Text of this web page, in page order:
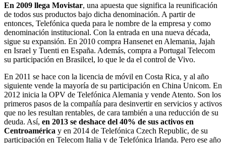
En 2009 llega Movistar, una apuesta que significa la reunificación
de todos sus productos bajo dicha denominación. A partir de
entonces, Telefónica queda para le nombre de la empresa y como
denominación institucional. Con la entrada en una nueva década,
sigue su expansión. En 2010 compra Hansenet en Alemania, Jajah
en Israel y Tuenti en España. Además, compra a Portugal Telecom
su participación en Brasilcel, lo que le da el control de Vivo.
En 2011 se hace con la licencia de móvil en Costa Rica, y al año
siguiente vende la mayoría de su participación en China Unicom. En
2012 inicia la OPV de Telefónica Alemania y vende Atento. Son los
primeros pasos de la compañía para desinvertir en servicios y activos
que no les resultan rentables, de cara también a una reducción de su
deuda. Así, en 2013 se deshace del 40% de sus activos en
Centroamérica y en 2014 de Telefónica Czech Republic, de su
participación en Telecom Italia y de Telefónica Irlanda. Pero ese año